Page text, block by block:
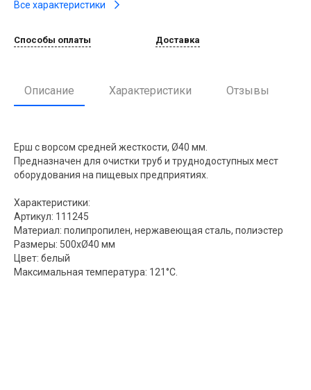
Все характеристики
Способы оплаты Доставка
Описание Характеристики Отзывы
Ерш с ворсом средней жесткости, Ø40 мм.
Предназначен для очистки труб и труднодоступных мест
оборудования на пищевых предприятиях.
Характеристики:
Артикул: 111245
Материал: полипропилен, нержавеющая сталь, полиэстер
Размеры: 500xØ40 мм
Цвет: белый
Максимальная температура: 121°С.